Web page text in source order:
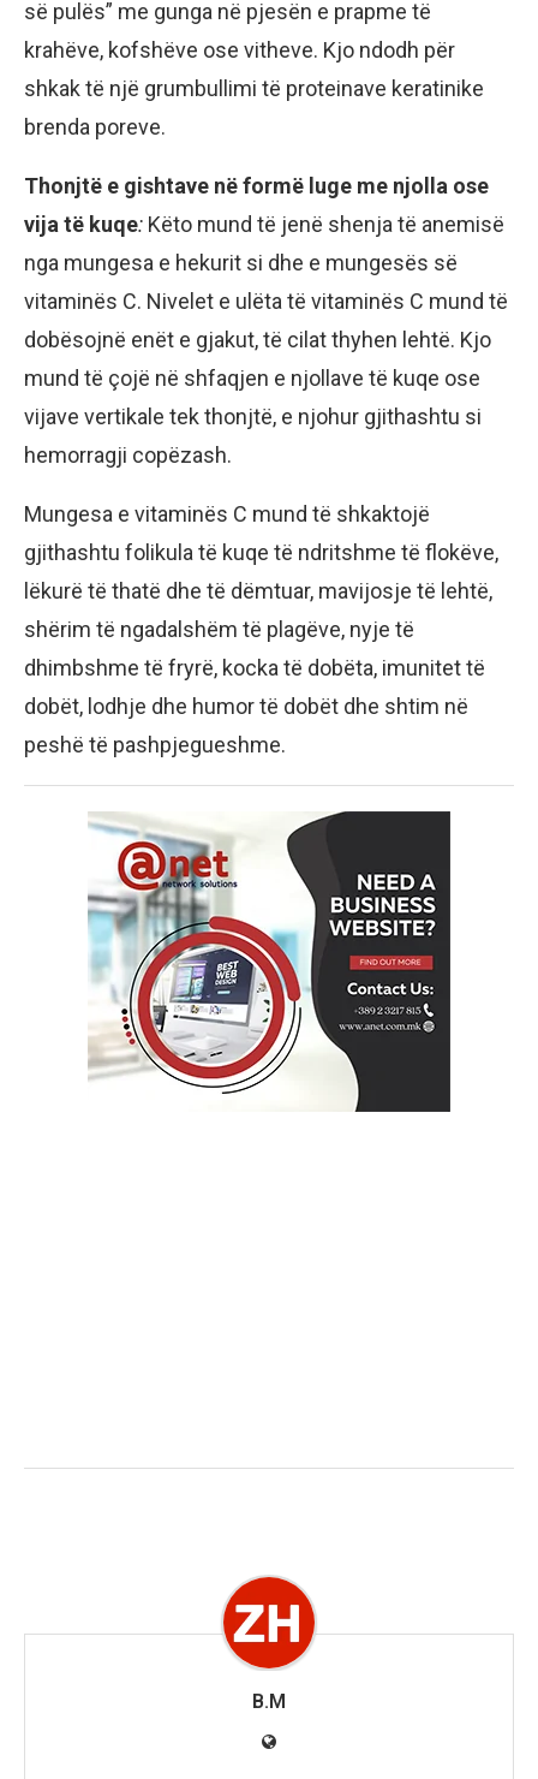
së pulës” me gunga në pjesën e prapme të
krahëve, kofshëve ose vitheve. Kjo ndodh për
shkak të një grumbullimi të proteinave keratinike
brenda poreve.
Thonjtë e gishtave në formë luge me njolla ose
vija të kuqe: Këto mund të jenë shenja të anemisë
nga mungesa e hekurit si dhe e mungesës së
vitaminës C. Nivelet e ulëta të vitaminës C mund të
dobësojnë enët e gjakut, të cilat thyhen lehtë. Kjo
mund të çojë në shfaqjen e njollave të kuqe ose
vijave vertikale tek thonjtë, e njohur gjithashtu si
hemorragji copëzash.
Mungesa e vitaminës C mund të shkaktojë
gjithashtu folikula të kuqe të ndritshme të flokëve,
lëkurë të thatë dhe të dëmtuar, mavijosje të lehtë,
shërim të ngadalshëm të plagëve, nyje të
dhimbshme të fryrë, kocka të dobëta, imunitet të
dobët, lodhje dhe humor të dobët dhe shtim në
peshë të pashpjegueshme.
B.M